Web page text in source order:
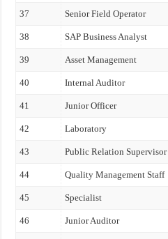
37 Senior Field Operator
38 SAP Business Analyst
39 Asset Management
40 Internal Auditor
41 Junior Officer
42 Laboratory
43 Public Relation Supervisor
44 Quality Management Staff
45 Specialist
46 Junior Auditor